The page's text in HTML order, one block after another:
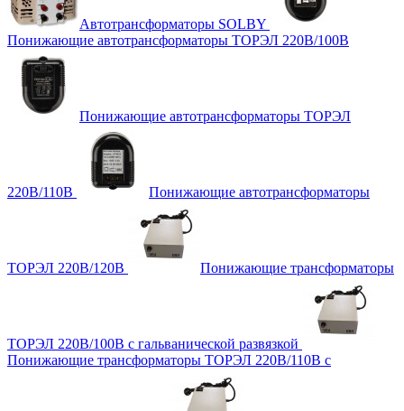
Автотрансформаторы SOLBY
Понижающие автотрансформаторы ТОРЭЛ 220В/100В
Понижающие автотрансформаторы ТОРЭЛ
220В/110В Понижающие автотрансформаторы
ТОРЭЛ 220В/120В Понижающие трансформаторы
ТОРЭЛ 220В/100В с гальванической развязкой
Понижающие трансформаторы ТОРЭЛ 220В/110В с